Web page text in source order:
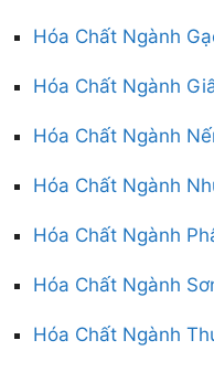
Hóa Chất Ngành
Hóa Chất Ngành
Hóa Chất Ngành
Hóa Chất Ngành
Hóa Chất Ngành
Hóa Chất Ngành
Hóa Chất Ngành